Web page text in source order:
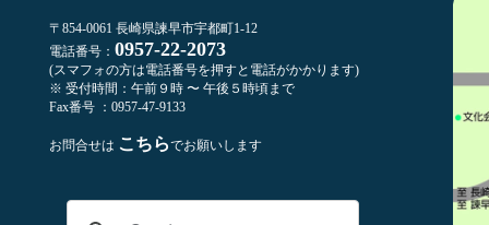
〒854-0061 長崎県諫早市宇都町1-12
電話番号： 0957-22-2073
(スマフォの方は電話番号を押すと電話がかかります)
※ 受付時間：午前９時 〜 午後５時頃まで
Fax番号 ：0957-47-9133
お問合せは こちらでお願いします